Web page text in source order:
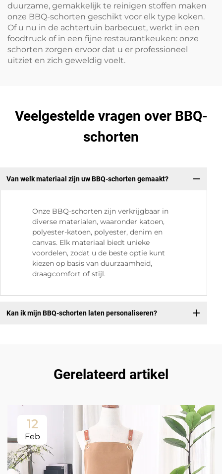
duurzame, gemakkelijk te reinigen stoffen maken
onze BBQ-schorten geschikt voor elk type koken.
Of u nu in de achtertuin barbecuet, werkt in een
foodtruck of in een fijne restaurantkeuken: onze
schorten zorgen ervoor dat u er professioneel
uitziet en zich geweldig voelt.
Veelgestelde vragen over BBQ-
schorten
Van welk materiaal zijn uw BBQ-schorten gemaakt?
Onze BBQ-schorten zijn verkrijgbaar in
diverse materialen, waaronder katoen,
polyester-katoen, polyester, denim en
canvas. Elk materiaal biedt unieke
voordelen, zodat u de beste optie kunt
kiezen op basis van duurzaamheid,
draagcomfort of stijl.
Kan ik mijn BBQ-schorten laten personaliseren?
Gerelateerd artikel
12
Feb